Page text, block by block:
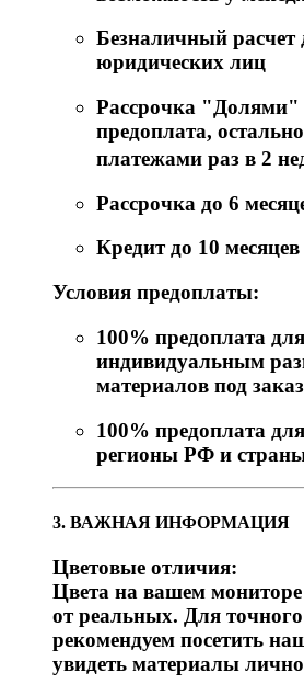
Безналичный расчет
юридических лиц
Рассрочка "Долями"
предоплата,
платежами раз в 2
Рассрочка до 6
Кредит до 10 месяцев
Условия предоплаты:
100% предоплата
индивидуальным
материалов под заказ
100% предоплата
регионы РФ и
3. ВАЖНАЯ ИНФОРМАЦИЯ
Цветовые отличия:
Цвета на вашем мониторе
от реальных. Для
рекомендуем посетить
увидеть материалы